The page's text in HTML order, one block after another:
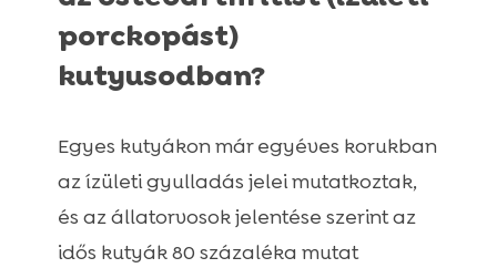
porckopást)
kutyusodban?
Egyes kutyákon már egyéves korukban
az ízületi gyulladás jelei mutatkoztak,
és az állatorvosok jelentése szerint az
idős kutyák 80 százaléka mutat